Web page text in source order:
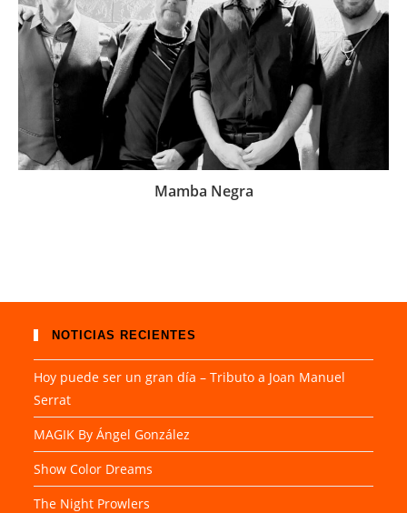
Mamba Negra
NOTICIAS RECIENTES
Hoy puede ser un gran día – Tributo a Joan Manuel
Serrat
MAGIK By Ángel González
Show Color Dreams
The Night Prowlers